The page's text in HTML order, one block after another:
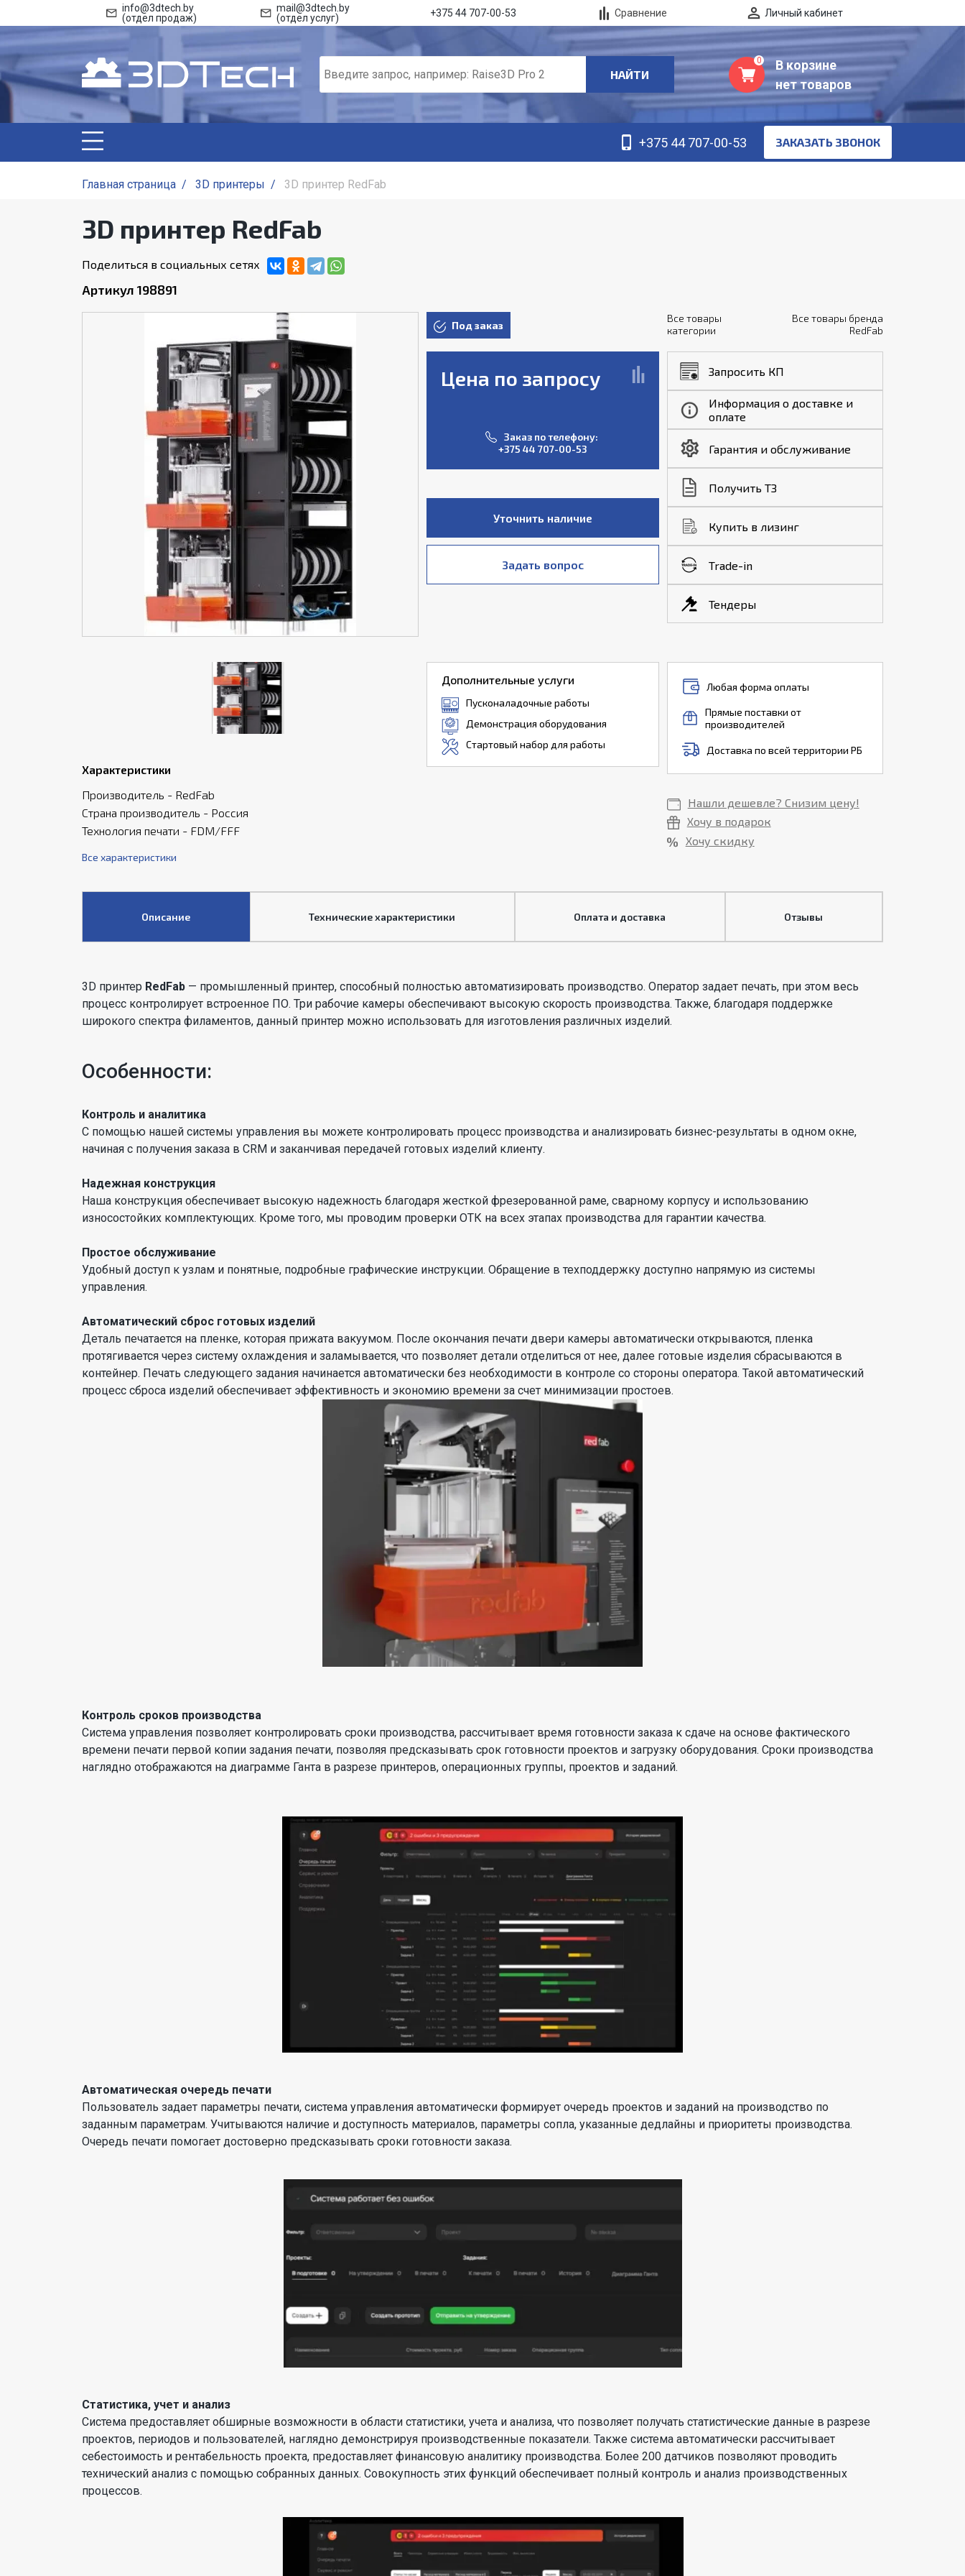
info@3dtech.by
(отдел продаж)
mail@3dtech.by
(отдел услуг)
+375 44 707-00-53 Сравнение Личный кабинет
НАЙТИ
0
В корзине
нет товаров
+375 44 707-00-53 ЗАКАЗАТЬ ЗВОНОК
Главная страница / 3D принтеры / 3D принтер RedFab
3D принтер RedFab
Поделиться в социальных сетях
Артикул 198891
Под заказ
Цена по запросу
Заказ по телефону:
+375 44 707-00-53
Уточнить наличие
Задать вопрос
Все товары
категории
Все товары бренда
RedFab
Запросить КП
Информация о доставке и
оплате
Гарантия и обслуживание
Получить ТЗ
Купить в лизинг
Trade-in
Тендеры
Характеристики
Производитель - RedFab
Страна производитель - Россия
Технология печати - FDM/FFF
Все характеристики
Дополнительные услуги
Пусконаладочные работы
Демонстрация оборудования
Стартовый набор для работы
Любая форма оплаты
Прямые поставки от
производителей
Доставка по всей территории РБ
Нашли дешевле? Снизим цену!
Хочу в подарок
Хочу скидку
Описание Технические характеристики Оплата и доставка Отзывы
3D принтер RedFab — промышленный принтер, способный полностью автоматизировать производство. Оператор задает печать, при этом весь
процесс контролирует встроенное ПО. Три рабочие камеры обеспечивают высокую скорость производства. Также, благодаря поддержке
широкого спектра филаментов, данный принтер можно использовать для изготовления различных изделий.
Особенности:
Контроль и аналитика
С помощью нашей системы управления вы можете контролировать процесс производства и анализировать бизнес-результаты в одном окне,
начиная с получения заказа в CRM и заканчивая передачей готовых изделий клиенту.
Надежная конструкция
Наша конструкция обеспечивает высокую надежность благодаря жесткой фрезерованной раме, сварному корпусу и использованию
износостойких комплектующих. Кроме того, мы проводим проверки ОТК на всех этапах производства для гарантии качества.
Простое обслуживание
Удобный доступ к узлам и понятные, подробные графические инструкции. Обращение в техподдержку доступно напрямую из системы
управления.
Автоматический сброс готовых изделий
Деталь печатается на пленке, которая прижата вакуумом. После окончания печати двери камеры автоматически открываются, пленка
протягивается через систему охлаждения и заламывается, что позволяет детали отделиться от нее, далее готовые изделия сбрасываются в
контейнер. Печать следующего задания начинается автоматически без необходимости в контроле со стороны оператора. Такой автоматический
процесс сброса изделий обеспечивает эффективность и экономию времени за счет минимизации простоев.
Контроль сроков производства
Система управления позволяет контролировать сроки производства, рассчитывает время готовности заказа к сдаче на основе фактического
времени печати первой копии задания печати, позволяя предсказывать срок готовности проектов и загрузку оборудования. Сроки производства
наглядно отображаются на диаграмме Ганта в разрезе принтеров, операционных группы, проектов и заданий.
Автоматическая очередь печати
Пользователь задает параметры печати, система управления автоматически формирует очередь проектов и заданий на производство по
заданным параметрам. Учитываются наличие и доступность материалов, параметры сопла, указанные дедлайны и приоритеты производства.
Очередь печати помогает достоверно предсказывать сроки готовности заказа.
Статистика, учет и анализ
Система предоставляет обширные возможности в области статистики, учета и анализа, что позволяет получать статистические данные в разрезе
проектов, периодов и пользователей, наглядно демонстрируя производственные показатели. Также система автоматически рассчитывает
себестоимость и рентабельность проекта, предоставляет финансовую аналитику производства. Более 200 датчиков позволяют проводить
технический анализ с помощью собранных данных. Совокупность этих функций обеспечивает полный контроль и анализ производственных
процессов.